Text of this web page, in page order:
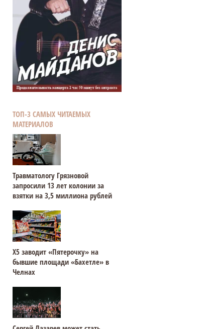
ТОП-3 САМЫХ ЧИТАЕМЫХ
МАТЕРИАЛОВ
Травматологу Грязновой
запросили 13 лет колонии за
взятки на 3,5 миллиона рублей
Х5 заводит «Пятерочку» на
бывшие площади «Бахетле» в
Челнах